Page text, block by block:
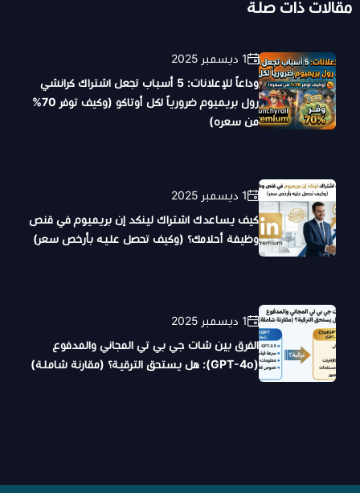
مقالات ذات صلة
1 ديسمبر 2025
وداعاً للإعلانات: 5 أسباب تجعل اشتراك كرانشي
رول بريميوم ضرورياً لكل أوتاكو (وكيف توفر 70%
من سعره)
1 ديسمبر 2025
كيف يساعدك اشتراك لينكد إن بريميوم في قنص
وظيفة أحلامك؟ (وكيف تحصل عليه بأرخص سعر)
1 ديسمبر 2025
الفرق بين شات جي بي تي المجاني والمدفوع
(GPT-4o): هل يستحق الترقية؟ (مقارنة شاملة)